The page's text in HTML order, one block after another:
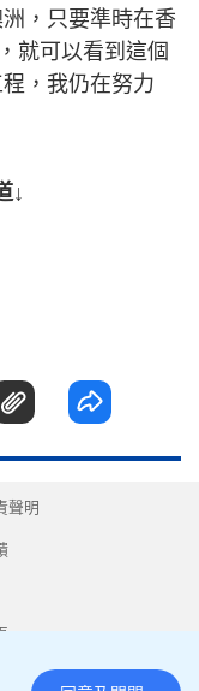
，只要準時在香
就可以看到這個
，我仍在努力
↓
聲明